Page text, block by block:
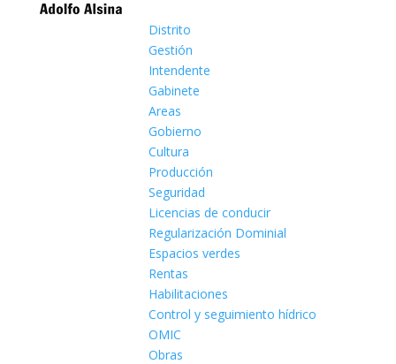
Distrito
Gestión
Intendente
Gabinete
Areas
Gobierno
Cultura
Producción
Seguridad
Licencias de conducir
Regularización Dominial
Espacios verdes
Rentas
Habilitaciones
Control y seguimiento hídrico
OMIC
Obras